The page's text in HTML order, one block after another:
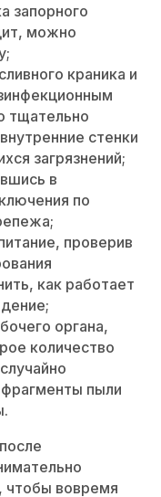
запорного
можно
краника и
тщательно
стенки
загрязнений;
в
по
проверив
как работает
органа,
количество
пыли
чтобы вовремя